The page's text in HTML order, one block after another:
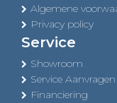
Algemene
Privacy policy
Service
Showroom
Service Aanvragen
Financiering